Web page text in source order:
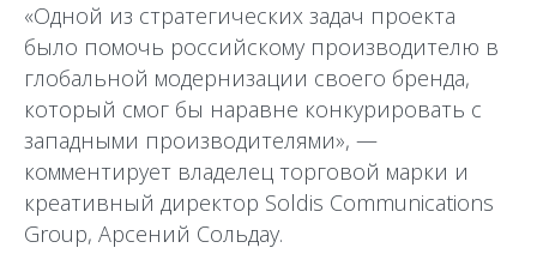
«Одной из стратегических задач проекта
было помочь российскому производителю в
глобальной модернизации своего бренда,
который смог бы наравне конкурировать с
западными производителями», —
комментирует владелец торговой марки и
креативный директор Soldis Communications
Group, Арсений Сольдау.